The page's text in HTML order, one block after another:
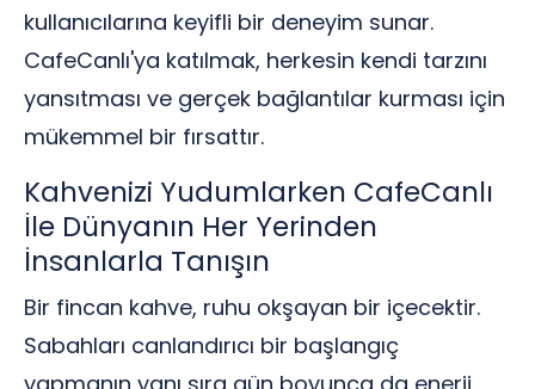
kullanıcılarına keyifli bir deneyim sunar.
CafeCanlı'ya katılmak, herkesin kendi tarzını
yansıtması ve gerçek bağlantılar kurması için
mükemmel bir fırsattır.
Kahvenizi Yudumlarken CafeCanlı
İle Dünyanın Her Yerinden
İnsanlarla Tanışın
Bir fincan kahve, ruhu okşayan bir içecektir.
Sabahları canlandırıcı bir başlangıç